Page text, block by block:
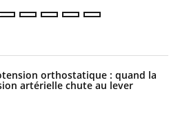
orthostatique : quand la
artérielle chute au lever